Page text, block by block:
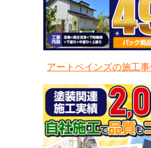
アートペインズの施工